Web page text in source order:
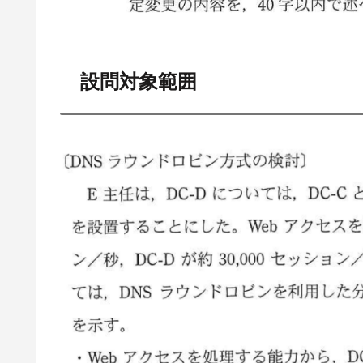
設問対象範囲